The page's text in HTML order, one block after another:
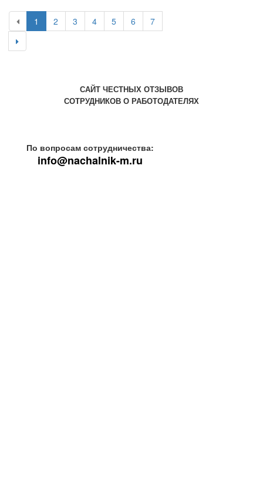
1 2 3 4 5 6 7
САЙТ ЧЕСТНЫХ ОТЗЫВОВ
СОТРУДНИКОВ О РАБОТОДАТЕЛЯХ
По вопросам сотрудничества:
info@nachalnik-m.ru